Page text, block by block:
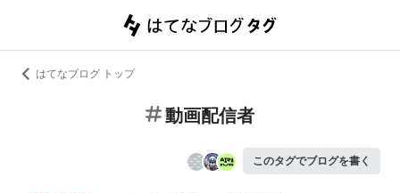
はてなブログ トップ
動画配信者
このタグでブログを書く